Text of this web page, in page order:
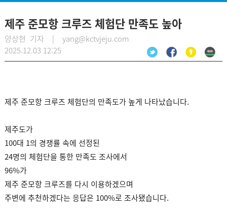
제주 준모항 크루즈 체험단 만족도 높아
양상현 기자 | yang@kctvjeju.com
2025.12.03 12:25
제주 준모항 크루즈 체험단의 만족도가 높게 나타났습니다.
제주도가
100대 1의 경쟁률 속에 선정된
24명의 체험단을 통한 만족도 조사에서
96%가
제주 준모항 크루즈를 다시 이용하겠으며
주변에 추천하겠다는 응답은 100%로 조사됐습니다.